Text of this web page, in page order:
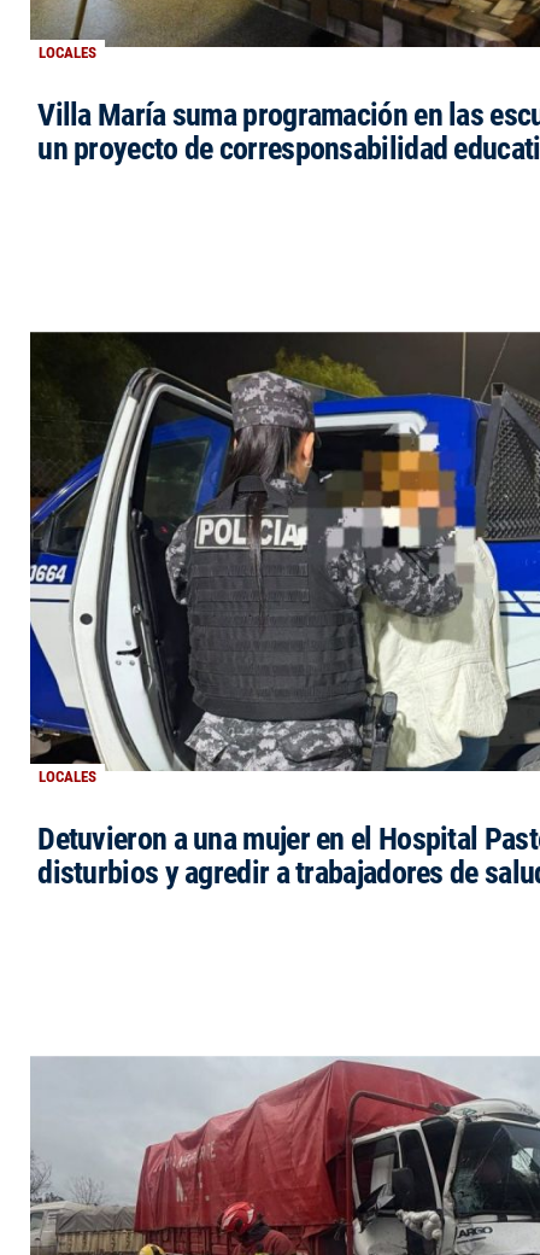
LOCALES
Villa María suma programación en las
un proyecto de corresponsabilidad
LOCALES
Detuvieron a una mujer en el Hospital
disturbios y agredir a trabajadores de